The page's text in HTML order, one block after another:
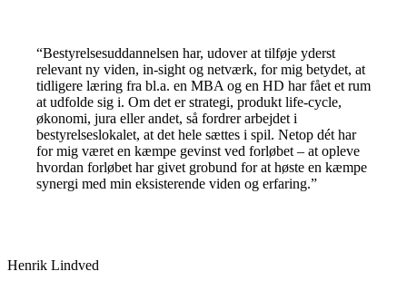
“Bestyrelsesuddannelsen har, udover at tilføje yderst
relevant ny viden, in-sight og netværk, for mig betydet, at
tidligere læring fra bl.a. en MBA og en HD har fået et rum
at udfolde sig i. Om det er strategi, produkt life-cycle,
økonomi, jura eller andet, så fordrer arbejdet i
bestyrelseslokalet, at det hele sættes i spil. Netop dét har
for mig været en kæmpe gevinst ved forløbet – at opleve
hvordan forløbet har givet grobund for at høste en kæmpe
synergi med min eksisterende viden og erfaring.”
Henrik Lindved